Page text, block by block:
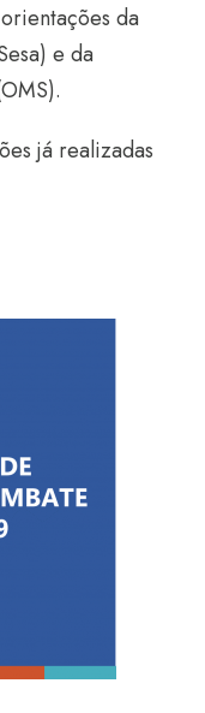
da
e da
já realizadas